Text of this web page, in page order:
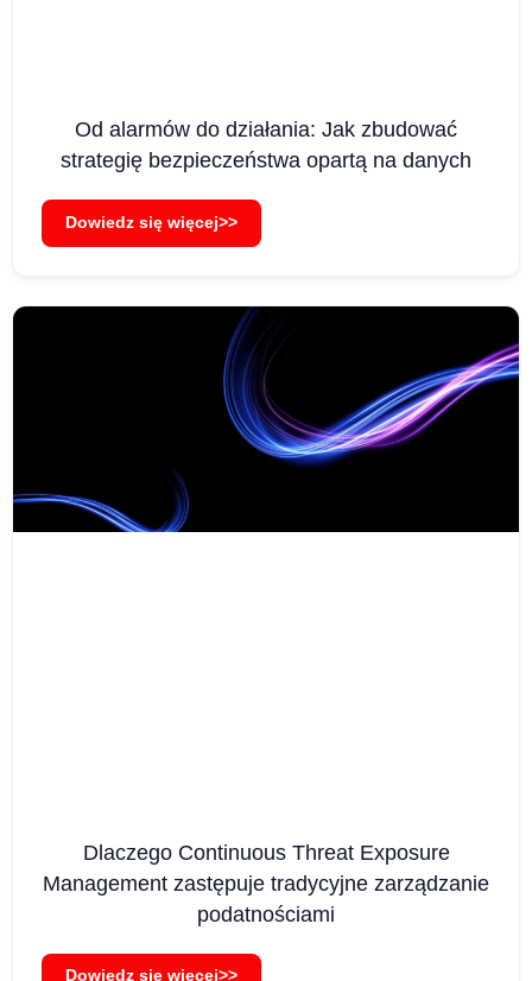
Od alarmów do działania: Jak zbudować
strategię bezpieczeństwa opartą na danych
Dowiedz się więcej>>
Dlaczego Continuous Threat Exposure
Management zastępuje tradycyjne zarządzanie
podatnościami
Dowiedz się więcej>>